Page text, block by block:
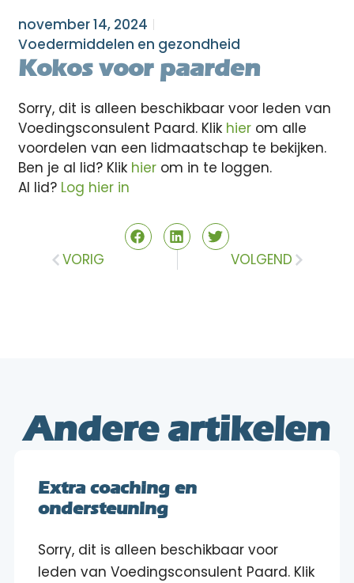
november 14, 2024
Voedermiddelen en gezondheid
Kokos voor paarden
Sorry, dit is alleen beschikbaar voor leden van
Voedingsconsulent Paard. Klik hier om alle
voordelen van een lidmaatschap te bekijken.
Ben je al lid? Klik hier om in te loggen.
Al lid? Log hier in
VORIG VOLGEND
Andere artikelen
Extra coaching en
ondersteuning
Sorry, dit is alleen beschikbaar voor
leden van Voedingsconsulent Paard. Klik